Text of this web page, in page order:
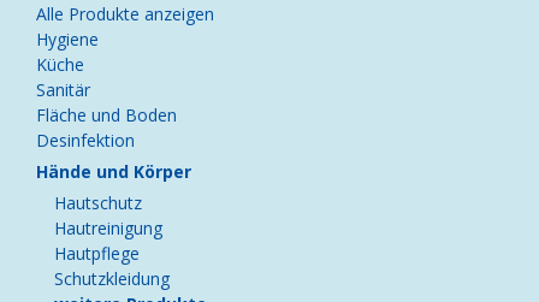
Navigation
überspringen
Alle Produkte anzeigen
Hygiene
Küche
Sanitär
Fläche und Boden
Desinfektion
Hände und Körper
Hautschutz
Hautreinigung
Hautpflege
Schutzkleidung